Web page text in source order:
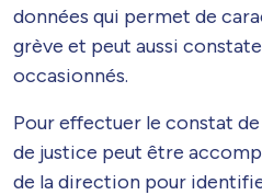
données qui permet de
grève et peut aussi
occasionnés.
Pour effectuer le constat
de justice peut être
de la direction pour